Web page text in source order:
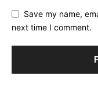
Save my name,
next time I comment.